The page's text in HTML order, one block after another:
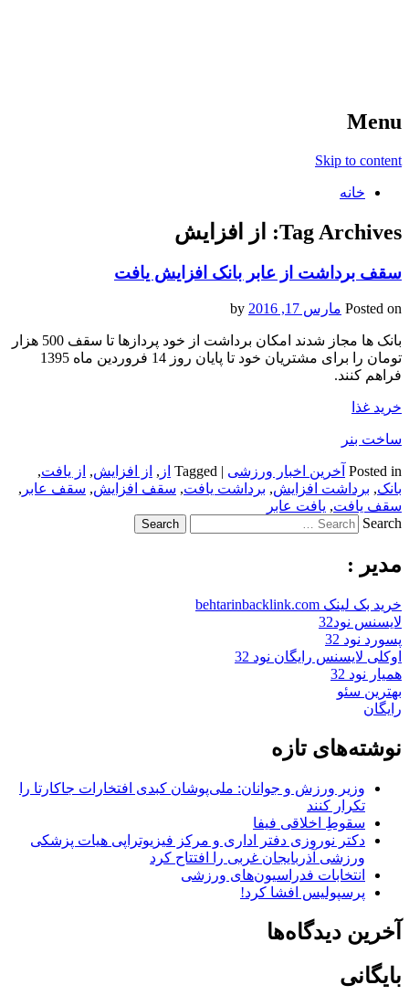
Menu
Skip to content
خانه
Tag Archives: از افزایش
سقف برداشت از عابر بانک افزایش یافت
Posted on مارس 17, 2016
بانک ها مجاز شدند امکان برداشت از خود پردازها تا سقف 500 هزار
تومان را برای مشتریان خود تا پایان روز 14 فروردین ماه 1395
فراهم کنند.
خرید غذا
ساخت بنر
Posted in آخرین اخبار ورزشی |
Tagged از , از افزایش, از یافت,
بانک, برداشت افزایش, برداشت یافت, سقف افزایش, سقف عابر ,
سقف یافت, یافت عابر
Search
مدیر :
خرید بک لینک behtarinbacklink.com
لایسنس نود32
پسورد نود 32
اوکلی لایسنس رایگان نود 32
همیار نود 32
بهترین سئو
رایگان
نوشته‌های تازه
وزیر ورزش و جوانان: ملی‌پوشان کبدی افتخارات جاکارتا را
تکرار کنند
سقوطِ اخلاقی فیفا
دکتر نوروزی دفتر اداری و مرکز فیزیوتراپی هیات پزشکی
ورزشی آذربایجان غربی را افتتاح کرد
انتخابات فدراسیون‌های ورزشی
پرسپولیس افشا کرد!
آخرین دیدگاه‌ها
بایگانی